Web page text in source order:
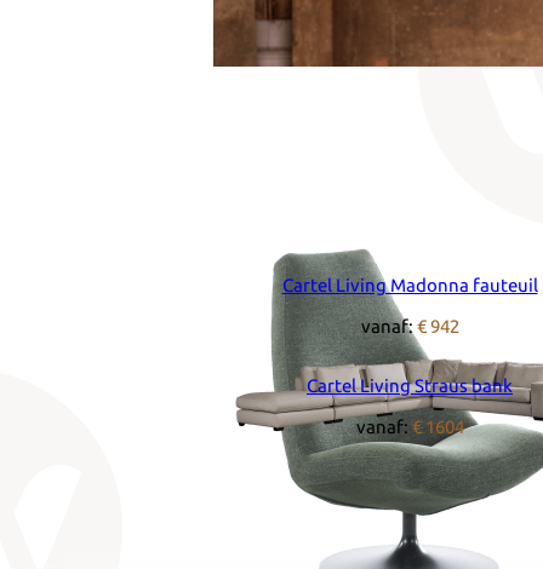
Cartel Living Madonna fauteuil
vanaf: € 942
Cartel Living Straus bank
vanaf:€ 1604